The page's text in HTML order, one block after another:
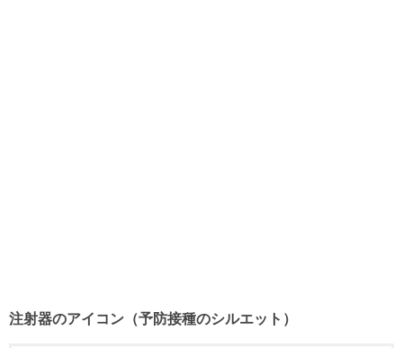
注射器のアイコン（予防接種のシルエット）